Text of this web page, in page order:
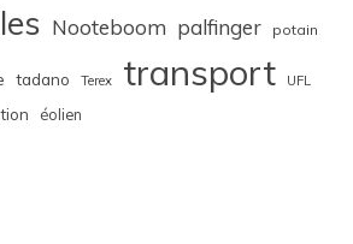
Nooteboom palfinger potain
tadano Terex transport UFL
éolien